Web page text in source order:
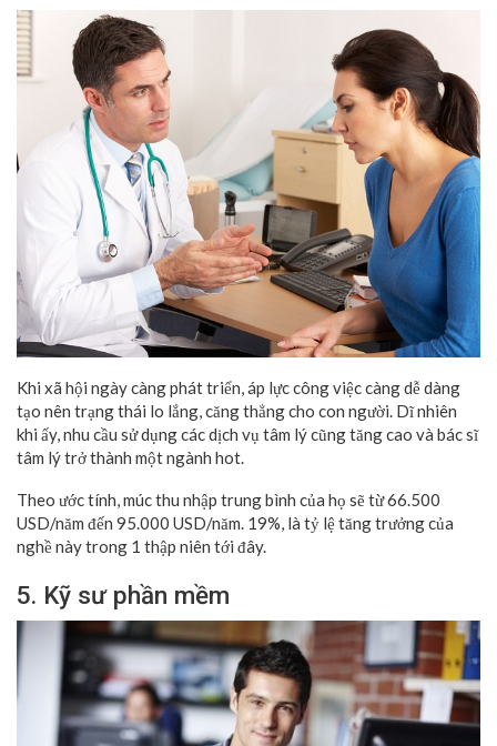
Khi xã hội ngày càng phát triển, áp lực công việc càng dễ dàng
tạo nên trạng thái lo lắng, căng thẳng cho con người. Dĩ nhiên
khi ấy, nhu cầu sử dụng các dịch vụ tâm lý cũng tăng cao và bác sĩ
tâm lý trở thành một ngành hot.
Theo ước tính, múc thu nhập trung bình của họ sẽ từ 66.500
USD/năm đến 95.000 USD/năm. 19%, là tỷ lệ tăng trưởng của
nghề này trong 1 thập niên tới đây.
5. Kỹ sư phần mềm